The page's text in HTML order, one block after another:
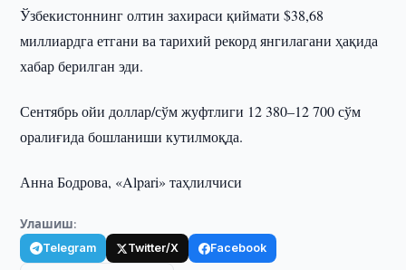
Ўзбекистоннинг олтин захираси қиймати $38,68
миллиардга етгани ва тарихий рекорд янгилагани ҳақида
хабар берилган эди.
Сентябрь ойи доллар/сўм жуфтлиги 12 380–12 700 сўм
оралиғида бошланиши кутилмоқда.
Анна Бодрова, «Alpari» таҳлилчиси
Улашиш:
Telegram Twitter/X Facebook